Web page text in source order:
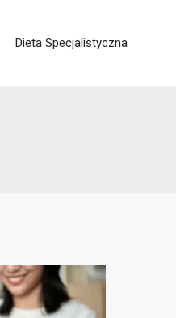
Dieta Specjalistyczna